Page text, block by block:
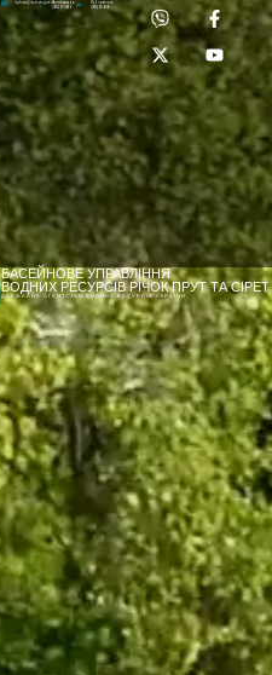
Лабораторія:
(0372) 53-92-00
dpbuvr@dpbuvr.gov.uaПриймальня:
(0372) 51-14-56
БАСЕЙНОВЕ УПРАВЛІННЯ
ВОДНИХ РЕСУРСІВ РІЧОК ПРУТ ТА СІРЕТ
ДЕРЖАВНЕ АГЕНТСТВО ВОДНИХ РЕСУРСІВ УКРАЇНИ